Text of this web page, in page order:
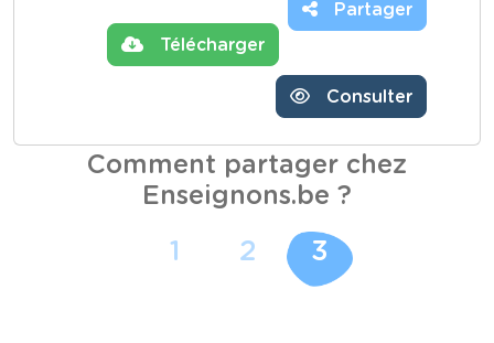
Télécharger
Partager
Consulter
Comment partager chez
Enseignons.be ?
1 2 3